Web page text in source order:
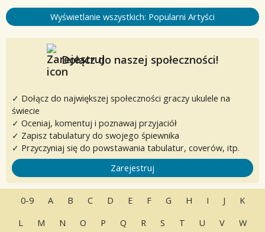
Wyświetlanie wszystkich: Popularni Artyści
Dołącz do naszej społeczności!
✓ Dołącz do największej społeczności graczy ukulele na
świecie
✓ Oceniaj, komentuj i poznawaj przyjaciół
✓ Zapisz tabulatury do swojego śpiewnika
✓ Przyczyniaj się do powstawania tabulatur, coverów, itp.
Zarejestruj
0-9 A B C D E F G H I J
K
L
M N O P Q R S T U V W